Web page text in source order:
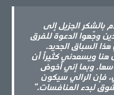
بالشكر الجزيل إلى
وجّهوا الدعوة للفرق
السباق الجديد.
ويسعدني كثيراً أن
وبما إني أخوض
فإن الرالي سيكون
لبدء المنافسات.”